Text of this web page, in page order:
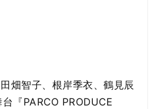
畑智子、根岸季衣、鶴見辰
『PARCO PRODUCE